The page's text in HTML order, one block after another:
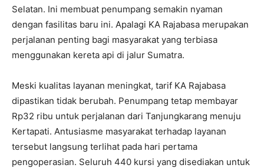
Selatan. Ini membuat penumpang semakin nyaman
dengan fasilitas baru ini. Apalagi KA Rajabasa merupakan
perjalanan penting bagi masyarakat yang terbiasa
menggunakan kereta api di jalur Sumatra.
Meski kualitas layanan meningkat, tarif KA Rajabasa
dipastikan tidak berubah. Penumpang tetap membayar
Rp32 ribu untuk perjalanan dari Tanjungkarang menuju
Kertapati. Antusiasme masyarakat terhadap layanan
tersebut langsung terlihat pada hari pertama
pengoperasian. Seluruh 440 kursi yang disediakan untuk